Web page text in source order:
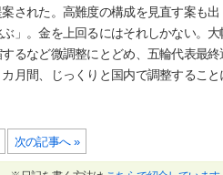
された。高難度の構成を見直す案も出
」。金を上回るにはそれしかない。大
るなど微調整にとどめ、五輪代表最終
月間、じっくりと国内で調整すること
次の記事へ »